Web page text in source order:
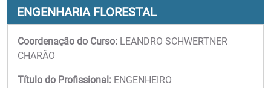
ENGENHARIA FLORESTAL
Coordenação do Curso: LEANDRO SCHWERTNER
CHARÃO
Título do Profissional: ENGENHEIRO